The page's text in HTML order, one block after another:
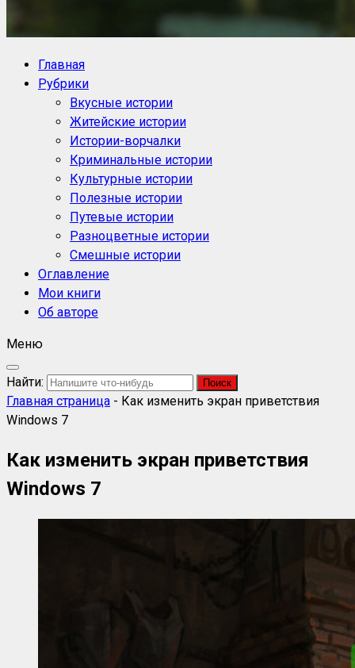
Блог историй NoorySan
Главная
Рубрики
Вкусные истории
Житейские истории
Истории-ворчалки
Криминальные истории
Культурные истории
Полезные истории
Путевые истории
Разноцветные истории
Смешные истории
Оглавление
Мои книги
Об авторе
Меню
Найти:
Главная страница - Как изменить экран приветствия
Windows 7
Как изменить экран приветствия
Windows 7